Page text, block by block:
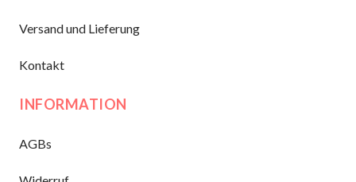
Versand und Lieferung
Kontakt
INFORMATION
AGBs